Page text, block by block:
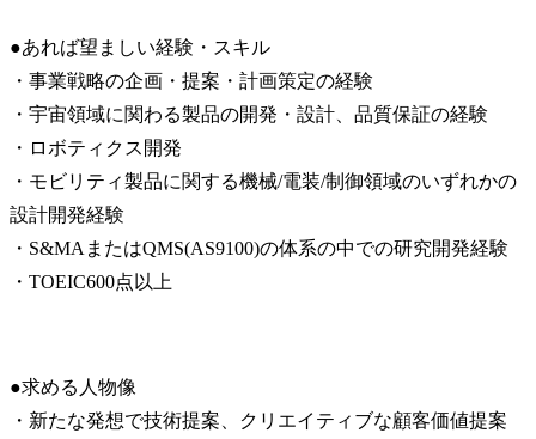
●あれば望ましい経験・スキル
・事業戦略の企画・提案・計画策定の経験
・宇宙領域に関わる製品の開発・設計、品質保証の経験
・ロボティクス開発
・モビリティ製品に関する機械/電装/制御領域のいずれかの
設計開発経験
・S&MAまたはQMS(AS9100)の体系の中での研究開発経験
・TOEIC600点以上
●求める人物像
・新たな発想で技術提案、クリエイティブな顧客価値提案